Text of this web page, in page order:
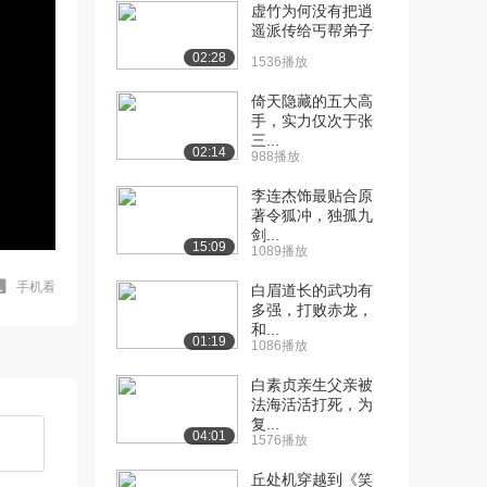
手机看
02:28
虚竹为何没有把逍
遥派传给丐帮弟子
1536播放
02:14
倚天隐藏的五大高
手，实力仅次于张
三...
988播放
15:09
李连杰饰最贴合原
著令狐冲，独孤九
剑...
1089播放
01:19
白眉道长的武功有
多强，打败赤龙，
和...
1086播放
04:01
白素贞亲生父亲被
法海活活打死，为
复...
1576播放
丘处机穿越到《笑